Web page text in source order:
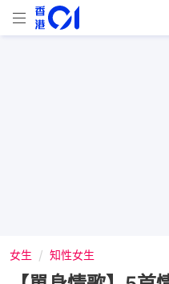
女生 知性女生